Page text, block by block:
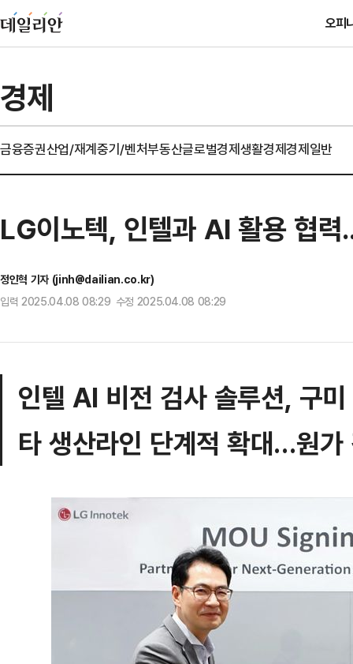
오피
경제
금융증권산업/재계중기/벤처부동산글로벌경제생활경제경제일반
LG이노텍, 인텔과 AI 활용 협력
정인혁 기자 (jinh@dailian.co.kr)
입력 2025.04.08 08:29 수정 2025.04.08 08:29
인텔 AI 비전 검사 솔루션, 구
타 생산라인 단계적 확대…원가